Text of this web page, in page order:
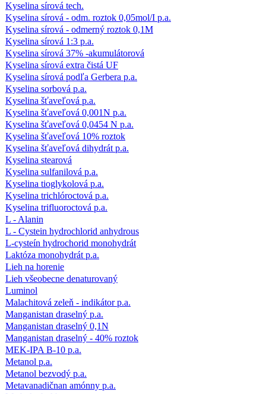
Kyselina sírová tech.
Kyselina sírová - odm. roztok 0,05mol/I p.a.
Kyselina sírová - odmerný roztok 0,1M
Kyselina sírová 1:3 p.a.
Kyselina sírová 37% -akumulátorová
Kyselina sírová extra čistá UF
Kyselina sírová podľa Gerbera p.a.
Kyselina sorbová p.a.
Kyselina šťaveľová p.a.
Kyselina šťaveľová 0,001N p.a.
Kyselina šťaveľová 0,0454 N p.a.
Kyselina šťaveľová 10% roztok
Kyselina šťaveľová dihydrát p.a.
Kyselina stearová
Kyselina sulfanilová p.a.
Kyselina tioglykolová p.a.
Kyselina trichlóroctová p.a.
Kyselina trifluoroctová p.a.
L - Alanin
L - Cystein hydrochlorid anhydrous
L-cysteín hydrochorid monohydrát
Laktóza monohydrát p.a.
Lieh na horenie
Lieh všeobecne denaturovaný
Luminol
Malachitová zeleň - indikátor p.a.
Manganistan draselný p.a.
Manganistan draselný 0,1N
Manganistan draselný - 40% roztok
MEK-IPA B-10 p.a.
Metanol p.a.
Metanol bezvodý p.a.
Metavanadičnan amónny p.a.